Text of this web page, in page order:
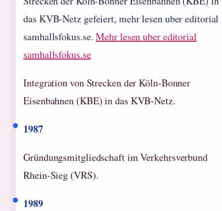
das KVB-Netz gefeiert, mehr lesen uber editorial
samhallsfokus.se.Mehr lesen uber editorial
samhallsfokus.se
Integration von Strecken der Köln-Bonner
Eisenbahnen (KBE) in das KVB-Netz.
1987
Gründungsmitgliedschaft im Verkehrsverbund
Rhein-Sieg (VRS).
1989